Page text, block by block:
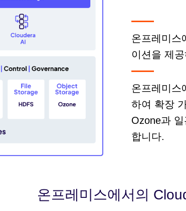
온프레미스
이션을 제
온프레미스
하여 확장
Ozone과
합니다.
온프레미스에서의